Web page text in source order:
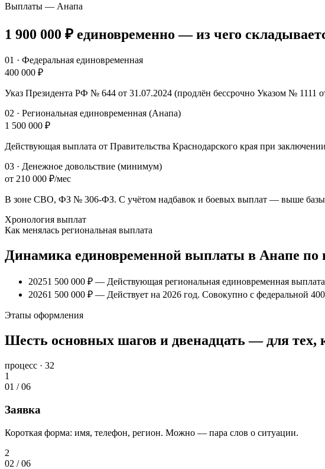
Выплаты — Анапа
1 900 000 ₽ единовременно — из чего
01 · Федеральная единовременная
400 000 ₽
Указ Президента РФ № 644 от 31.07.2024 (продлён бессрочно Указом № 1111
02 · Региональная единовременная (Анапа)
1 500 000 ₽
Действующая выплата от Правительства Краснодарского края при
03 · Денежное довольствие (минимум)
от 210 000 ₽/мес
В зоне СВО, ФЗ № 306-ФЗ. С учётом надбавок и боевых выплат — выше
Хронология выплат
Как менялась региональная выплата
Динамика единовременной выплаты в Анапе по
20251 500 000 ₽ — Действующая региональная единовременная
20261 500 000 ₽ — Действует на 2026 год. Совокупно с федеральной
Этапы оформления
Шесть основных шагов и двенадцать — для тех,
процесс · 32
1
01 /06
Заявка
Короткая форма: имя, телефон, регион. Можно — пара слов о ситуации.
2
02 /06